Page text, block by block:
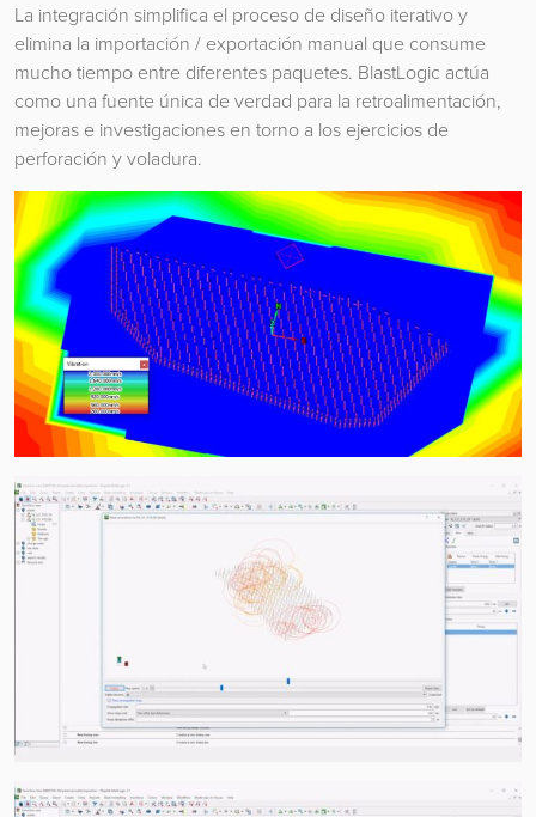
La integración simplifica el proceso de diseño iterativo y
elimina la importación / exportación manual que consume
mucho tiempo entre diferentes paquetes. BlastLogic actúa
como una fuente única de verdad para la retroalimentación,
mejoras e investigaciones en torno a los ejercicios de
perforación y voladura.